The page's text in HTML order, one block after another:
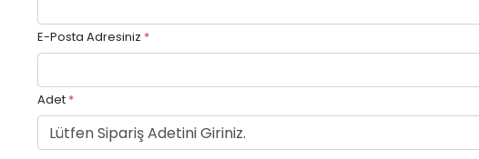
E-Posta Adresiniz *
Adet *
Stok